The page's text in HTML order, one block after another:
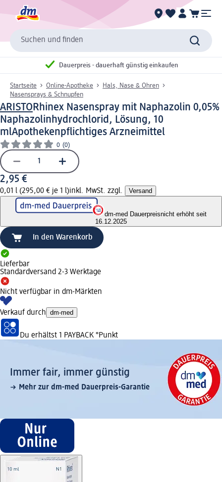
Suchen und finden
Dauerpreis - dauerhaft günstig einkaufen
Startseite Online-Apotheke
Hals, Nase & Ohren
Nasensprays & Schnupfen
ARISTORhinex Nasenspray mit Naphazolin 0,05%
Naphazolinhydrochlorid, Lösung, 10
mlApothekenpflichtiges Arzneimittel
0 (0)
2,95 €
0,01 l (295,00 € je 1 l)inkl. MwSt. zzgl. Versand
dm-med Dauerpreisnicht erhöht seit
16.12.2025
In den Warenkorb
Lieferbar
Standardversand 2-3 Werktage
Nicht verfügbar in dm-Märkten
Verkauf durch dm-med
Du erhältst 1 PAYBACK °Punkt
Immer fair,­ immer günstig
Mehr zur dm-med Dauerpreis-Garantie